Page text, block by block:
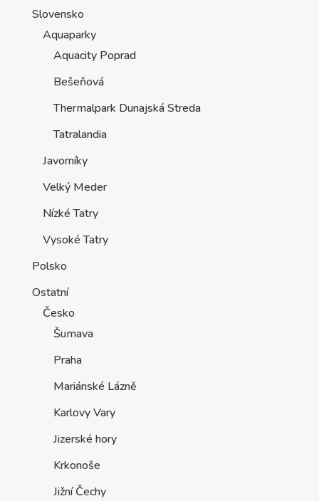
Slovensko
Aquaparky
Aquacity Poprad
Bešeňová
Thermalpark Dunajská Streda
Tatralandia
Javorníky
Velký Meder
Nízké Tatry
Vysoké Tatry
Polsko
Ostatní
Česko
Šumava
Praha
Mariánské Lázně
Karlovy Vary
Jizerské hory
Krkonoše
Jižní Čechy